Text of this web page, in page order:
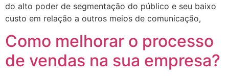
do alto poder de segmentação do público e seu baixo
custo em relação a outros meios de comunicação,
Como melhorar o processo
de vendas na sua empresa?